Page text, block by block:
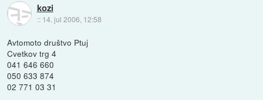
kozi
:: 14. jul 2006, 12:58
Avtomoto društvo Ptuj
Cvetkov trg 4
041 646 660
050 633 874
02 771 03 31